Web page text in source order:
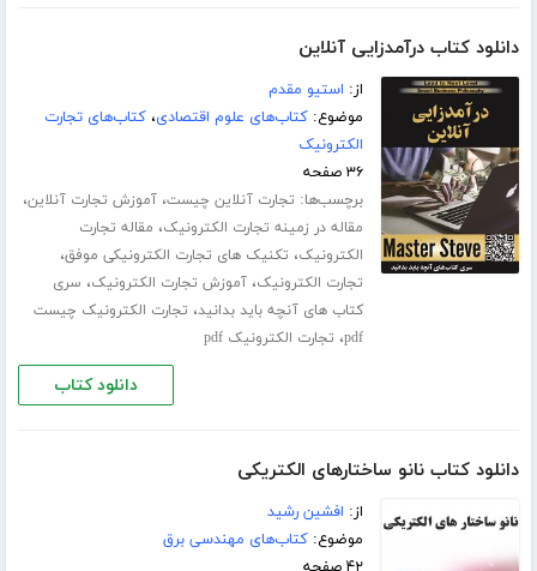
دانلود کتاب درآمدزایی آنلاین
از: استیو مقدم
موضوع:کتاب‌های علوم اقتصادی،کتاب‌های تجارت
الکترونیک
۳۶ صفحه
برچسب‌ها: تجارت آنلاین چیست،آموزش تجارت آنلاین،
مقاله در زمینه تجارت الکترونیک، مقاله تجارت
الکترونیک، تکنیک های تجارت الکترونیکی موفق،
تجارت الکترونیک،آموزش تجارت الکترونیک، سری
کتاب های آنچه باید بدانید، تجارت الکترونیک چیست
pdf، تجارت الکترونیک pdf
دانلود کتاب
دانلود کتاب نانو ساختارهای الکتریکی
از: افشین رشید
موضوع:کتاب‌های مهندسی برق